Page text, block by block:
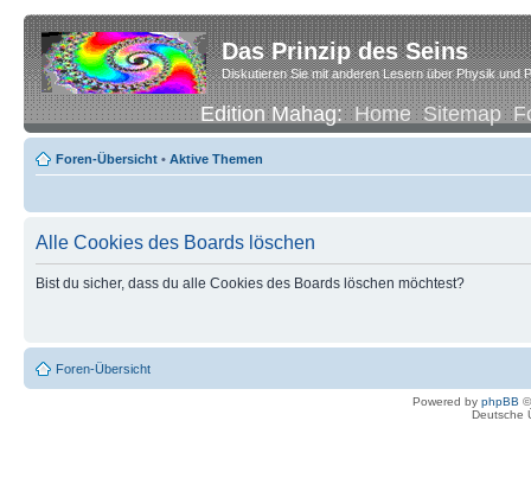
Das Prinzip des Seins
Diskutieren Sie mit anderen Lesern über Physik und
Edition Mahag:Home Sitemap
Foren-Übersicht • Aktive Themen
Alle Cookies des Boards löschen
Bist du sicher, dass du alle Cookies des Boards löschen möchtest?
Foren-Übersicht
Powered by phpBB
Deutsche